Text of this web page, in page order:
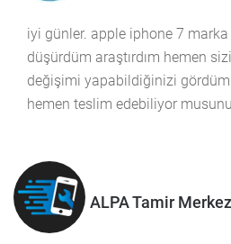
iyi günler. apple iphone 7
düşürdüm araştırdım hemen
değişimi yapabildiğinizi
hemen teslim edebiliyor
ALPA Tamir